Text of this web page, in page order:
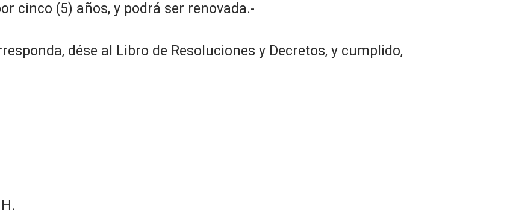
cinco (5) años, y podrá ser renovada.-
dése al Libro de Resoluciones y Decretos, y cumplido,